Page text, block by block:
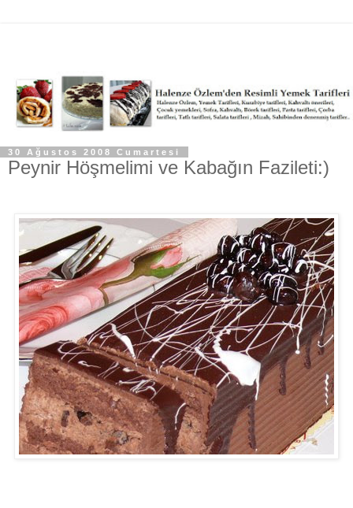
30 Ağustos 2008 Cumartesi
Peynir Höşmelimi ve Kabağın Fazileti:)